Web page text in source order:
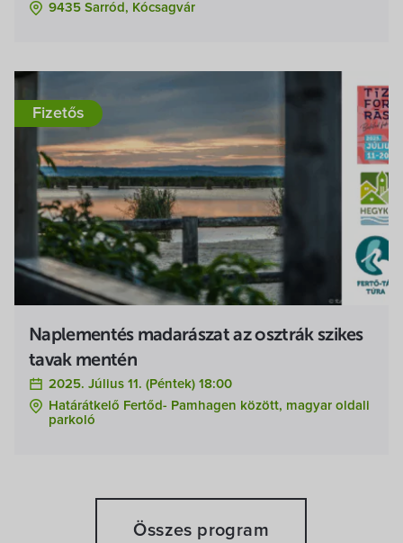
9435 Sarród, Kócsagvár
Fizetős
Naplementés madarászat az osztrák szikes
tavak mentén
2025. Július 11. (péntek) 18:00
Határátkelő Fertőd- Pamhagen között, magyar oldali
parkoló
Összes program